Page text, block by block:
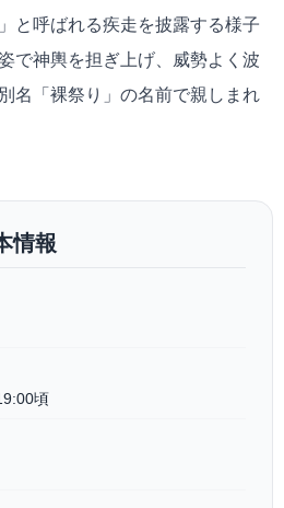
と呼ばれる疾走を披露する様子
で神輿を担ぎ上げ、威勢よく波
名「裸祭り」の名前で親しまれ
情報
頃